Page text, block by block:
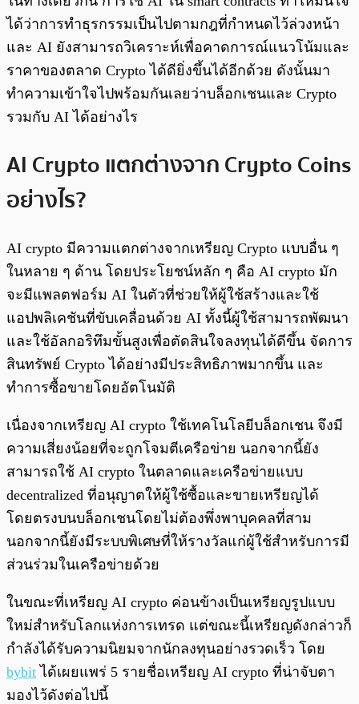
ได้ว่าการทำธุรกรรมเป็นไปตามกฎที่กำหนดไว้ล่วงหน้า
และ AI ยังสามารถวิเคราะห์เพื่อคาดการณ์แนวโน้มและ
ราคาของตลาด Crypto ได้ดียิ่งขึ้นได้อีกด้วย ดังนั้นมา
ทำความเข้าใจไปพร้อมกันเลยว่าบล็อกเชนและ Crypto
รวมกับ AI ได้อย่างไร
AI Crypto แตกต่างจาก Crypto Coins
อย่างไร?
AI crypto มีความแตกต่างจากเหรียญ Crypto แบบอื่น ๆ
ในหลาย ๆ ด้าน โดยประโยชน์หลัก ๆ คือ AI crypto มัก
จะมีแพลตฟอร์ม AI ในตัวที่ช่วยให้ผู้ใช้สร้างและใช้
แอปพลิเคชันที่ขับเคลื่อนด้วย AI ทั้งนี้ผู้ใช้สามารถพัฒนา
และใช้อัลกอริทึมขั้นสูงเพื่อตัดสินใจลงทุนได้ดีขึ้น จัดการ
สินทรัพย์ Crypto ได้อย่างมีประสิทธิภาพมากขึ้น และ
ทำการซื้อขายโดยอัตโนมัติ
เนื่องจากเหรียญ AI crypto ใช้เทคโนโลยีบล็อกเชน จึงมี
ความเสี่ยงน้อยที่จะถูกโจมตีเครือข่าย นอกจากนี้ยัง
สามารถใช้ AI crypto ในตลาดและเครือข่ายแบบ
decentralized ที่อนุญาตให้ผู้ใช้ซื้อและขายเหรียญได้
โดยตรงบนบล็อกเชนโดยไม่ต้องพึ่งพาบุคคลที่สาม
นอกจากนี้ยังมีระบบพิเศษที่ให้รางวัลแก่ผู้ใช้สำหรับการมี
ส่วนร่วมในเครือข่ายด้วย
ในขณะที่เหรียญ AI crypto ค่อนข้างเป็นเหรียญรูปแบบ
ใหม่สำหรับโลกแห่งการเทรด แต่ขณะนี้เหรียญดังกล่าวก็
กำลังได้รับความนิยมจากนักลงทุนอย่างรวดเร็ว โดย
bybit ได้เผยแพร่ 5 รายชื่อเหรียญ AI crypto ที่น่าจับตา
มองไว้ดังต่อไปนี้